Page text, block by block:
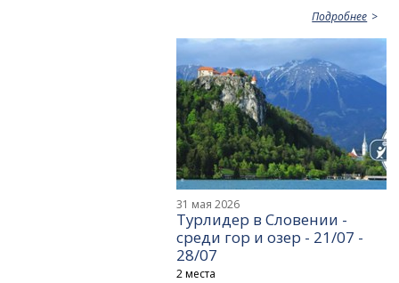
Подробнее
31 мая 2026
Турлидер в Словении -
среди гор и озер - 21/07 -
28/07
2 места